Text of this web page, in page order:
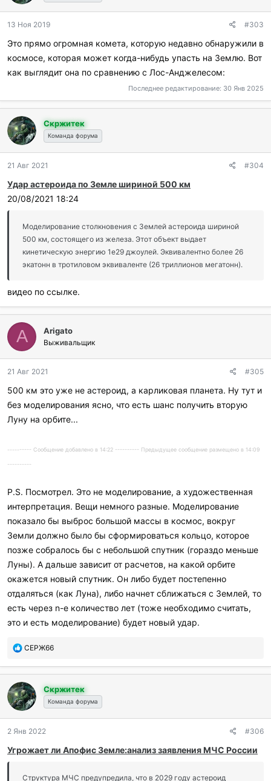
13 Ноя 2019 #303
Это прямо огромная комета, которую недавно обнаружили в
космосе, которая может когда-нибудь упасть на Землю. Вот
как выглядит она по сравнению с Лос-Анджелесом:
Последнее редактирование: 30 Янв 2025
Скржитек
Команда форума
21 Авг 2021 #304
Удар астероида по Земле шириной 500 км
20/08/2021 18:24
Моделирование столкновения с Землей астероида шириной
500 км, состоящего из железа. Этот объект выдает
кинетическую энергию 1e29 джоулей. Эквивалентно более 26
экатонн в тротиловом эквиваленте (26 триллионов мегатонн).
видео по ссылке.
A Arigato
Выживальщик
21 Авг 2021 #305
500 км это уже не астероид, а карликовая планета. Ну тут и
без моделирования ясно, что есть шанс получить вторую
Луну на орбите...
---------- Сообщение добавлено в 14:22 ---------- Предыдущее сообщение размещено в 14:09
----------
P.S. Посмотрел. Это не моделирование, а художественная
интерпретация. Вещи немного разные. Моделирование
показало бы выброс большой массы в космос, вокруг
Земли должно было бы сформироваться кольцо, которое
позже собралось бы с небольшой спутник (гораздо меньше
Луны). А дальше зависит от расчетов, на какой орбите
окажется новый спутник. Он либо будет постепенно
отдаляться (как Луна), либо начнет сближаться с Землей, то
есть через n-е количество лет (тоже необходимо считать,
это и есть моделирование) будет новый удар.
П
б
а
г
о
а
и
и
СЕРЖ66
Скржитек
Команда форума
2 Янв 2022 #306
Угрожает ли Апофиc Земле:анализ заявления МЧС России
Структура МЧС предупредила, что в 2029 году астероид